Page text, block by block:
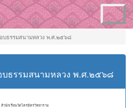
Toggle
navigation
บธรรมสนามหลวง พ.ศ.๒๕๖๘
บธรรมสนามหลวง พ.ศ.๒๕๖๘
สำนักเรียนวัดไตรมิตรวิทยาราม